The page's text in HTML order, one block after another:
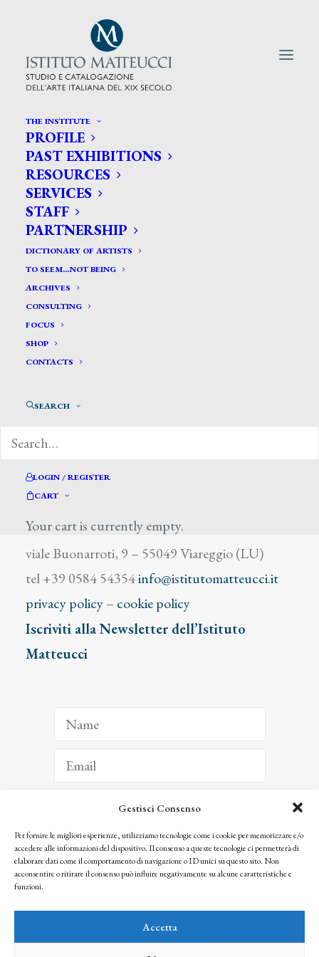
Gestisci Consenso
Per fornire le migliori esperienze, utilizziamo tecnologie come i cookie per memorizzare e/o
accedere alle informazioni del dispositivo. Il consenso a queste tecnologie ci permetterà di
elaborare dati come il comportamento di navigazione o ID unici su questo sito. Non
acconsentire o ritirare il consenso può influire negativamente su alcune caratteristiche e
funzioni.
Accetta
THE INSTITUTE
PROFILE
PAST EXHIBITIONS
RESOURCES
SERVICES
STAFF
PARTNERSHIP
DICTIONARY OF ARTISTS
TO SEEM…NOT BEING
ARCHIVES
CONSULTING
FOCUS
SHOP
CONTACTS
SEARCH
LOGIN / REGISTER
CART
Your cart is currently empty.
CERCA TRA GLI ARTISTI:
Search
for:
Porta Cesare
Istituto Matteucci
viale Buonarroti, 9 – 55049 Viareggio (LU)
tel +39 0584 54354info@istitutomatteucci.it
privacy policy– cookie policy
Iscriviti alla Newsletter dell’Istituto
Matteucci
ISCRIVITI
Facendo clic per iscriverti, riconosci che le tue informazioni saranno trattate
seguendo la nostra Privacy Policy
© 2025 Istituto Matteucci. All right reserved
l’autorizzazione scritta dei proprietari dei diritti e dell’Istituto Matteucci